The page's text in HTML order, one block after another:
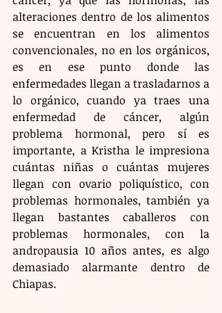
alteraciones dentro de los alimentos
se encuentran en los alimentos
convencionales, no en los orgánicos,
es en ese punto donde las
enfermedades llegan a trasladarnos a
lo orgánico, cuando ya traes una
enfermedad de cáncer, algún
problema hormonal, pero sí es
importante, a Kristha le impresiona
cuántas niñas o cuántas mujeres
llegan con ovario poliquístico, con
problemas hormonales, también ya
llegan bastantes caballeros con
problemas hormonales, con la
andropausia 10 años antes, es algo
demasiado alarmante dentro de
Chiapas.